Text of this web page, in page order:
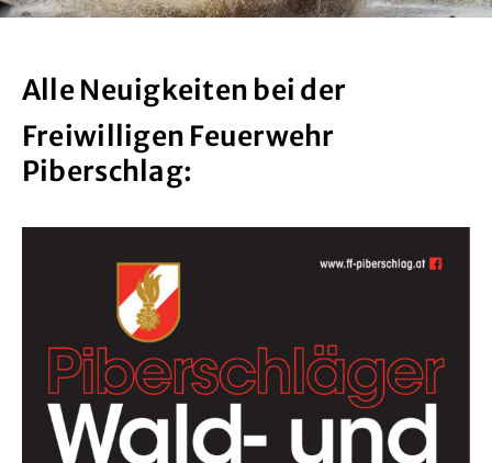
Kontakt
Alle Neuigkeiten bei der
Freiwilligen Feuerwehr
Piberschlag: